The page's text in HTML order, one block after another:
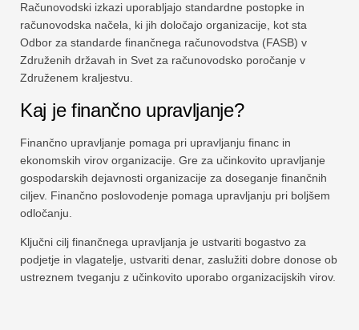
Računovodski izkazi uporabljajo standardne postopke in
računovodska načela, ki jih določajo organizacije, kot sta
Odbor za standarde finančnega računovodstva (FASB) v
Združenih državah in Svet za računovodsko poročanje v
Združenem kraljestvu.
Kaj je finančno upravljanje?
Finančno upravljanje pomaga pri upravljanju financ in
ekonomskih virov organizacije. Gre za učinkovito upravljanje
gospodarskih dejavnosti organizacije za doseganje finančnih
ciljev. Finančno poslovodenje pomaga upravljanju pri boljšem
odločanju.
Ključni cilj finančnega upravljanja je ustvariti bogastvo za
podjetje in vlagatelje, ustvariti denar, zaslužiti dobre donose ob
ustreznem tveganju z učinkovito uporabo organizacijskih virov.